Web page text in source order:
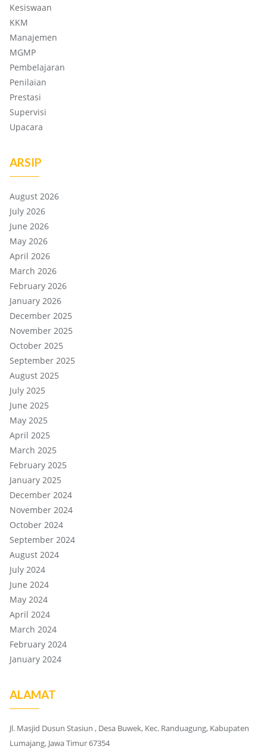
Kesiswaan
KKM
Manajemen
MGMP
Pembelajaran
Penilaian
Prestasi
Supervisi
Upacara
ARSIP
August 2026
July 2026
June 2026
May 2026
April 2026
March 2026
February 2026
January 2026
December 2025
November 2025
October 2025
September 2025
August 2025
July 2025
June 2025
May 2025
April 2025
March 2025
February 2025
January 2025
December 2024
November 2024
October 2024
September 2024
August 2024
July 2024
June 2024
May 2024
April 2024
March 2024
February 2024
January 2024
ALAMAT
Jl. Masjid Dusun Stasiun , Desa Buwek, Kec. Randuagung, Kabupaten
Lumajang, Jawa Timur 67354